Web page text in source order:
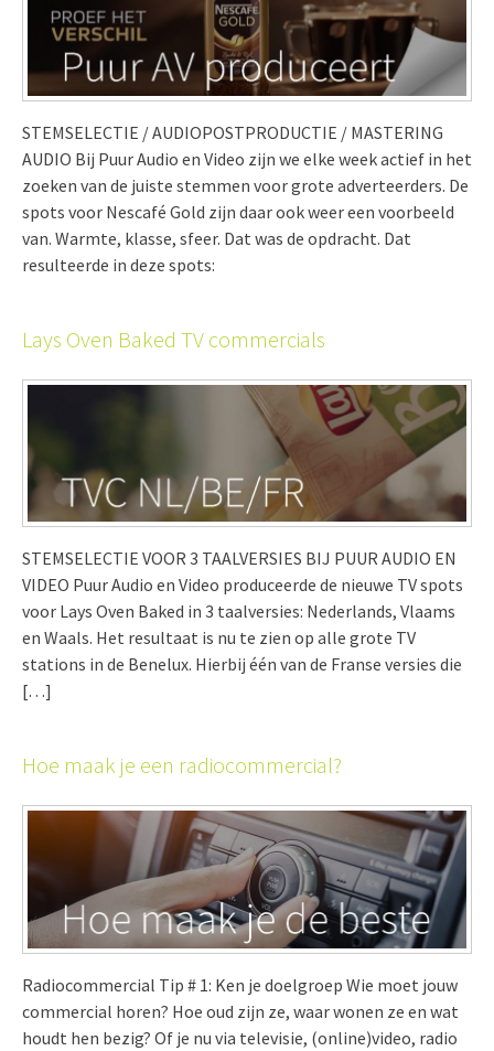
STEMSELECTIE / AUDIOPOSTPRODUCTIE / MASTERING
AUDIO Bij Puur Audio en Video zijn we elke week actief in het
zoeken van de juiste stemmen voor grote adverteerders. De
spots voor Nescafé Gold zijn daar ook weer een voorbeeld
van. Warmte, klasse, sfeer. Dat was de opdracht. Dat
resulteerde in deze spots:
Lays Oven Baked TV commercials
STEMSELECTIE VOOR 3 TAALVERSIES BIJ PUUR AUDIO EN
VIDEO Puur Audio en Video produceerde de nieuwe TV spots
voor Lays Oven Baked in 3 taalversies: Nederlands, Vlaams
en Waals. Het resultaat is nu te zien op alle grote TV
stations in de Benelux. Hierbij één van de Franse versies die
[…]
Hoe maak je een radiocommercial?
Radiocommercial Tip # 1: Ken je doelgroep Wie moet jouw
commercial horen? Hoe oud zijn ze, waar wonen ze en wat
houdt hen bezig? Of je nu via televisie, (online)video, radio